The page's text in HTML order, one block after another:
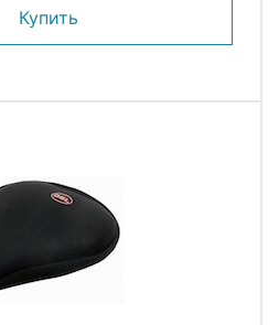
Купить